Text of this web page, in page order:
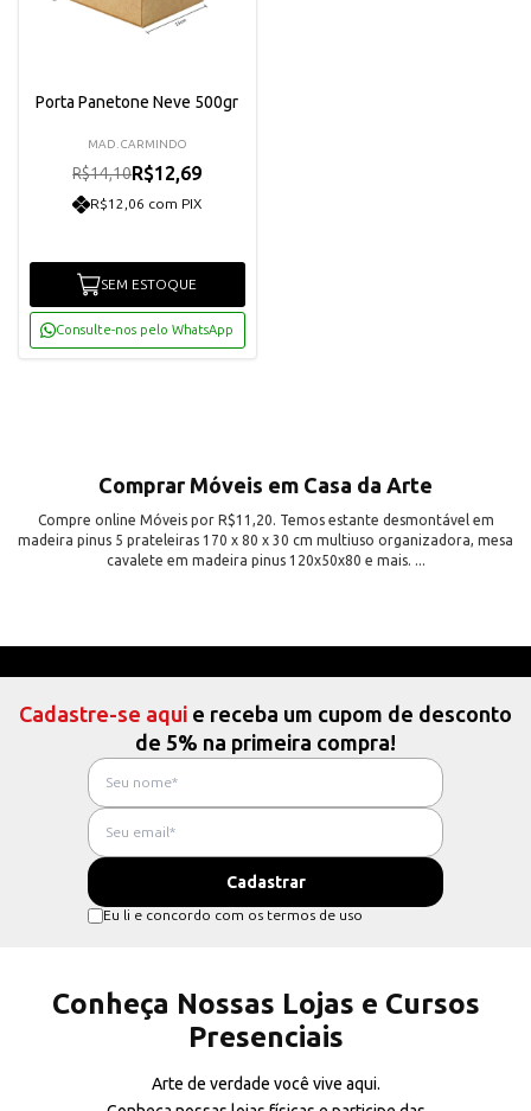
Porta Panetone Neve 500gr
MAD. CARMINDO
R$14,10R$12,69
R$12,06 com PIX
SEM ESTOQUE
Consulte-nos pelo WhatsApp
Comprar Móveis em Casa da Arte
Compre online Móveis por R$11,20. Temos estante desmontável em
madeira pinus 5 prateleiras 170 x 80 x 30 cm multiuso organizadora, mesa
cavalete em madeira pinus 120x50x80 e mais. ...
Cadastre-se aqui e receba um cupom de desconto
de 5% na primeira compra!
Eu li e concordo com os termos de uso
Conheça Nossas Lojas e Cursos
Presenciais
Arte de verdade você vive aqui.